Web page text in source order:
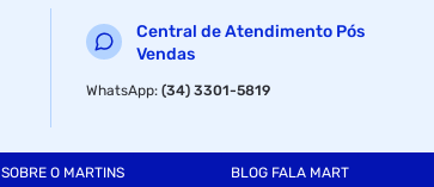
Central de Atendimento Pós
Vendas
WhatsApp:(34) 3301-5819
SOBRE O MARTINS BLOG FALA MART